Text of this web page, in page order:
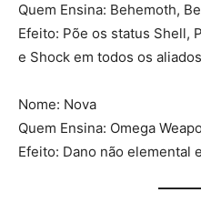
Quem Ensina: Behemoth,
Efeito: Põe os status Shell,
e Shock em todos os
Nome: Nova
Quem Ensina: Omega
Efeito: Dano não elemental